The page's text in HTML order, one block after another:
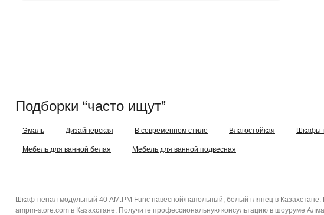
Подборки “часто ищут”
Эмаль Дизайнерская В современном стиле Влагостойкая Шкафы-
Мебель для ванной белая Мебель для ванной подвесная
Шкаф-пенал модульный 40 AM.PM Func навесной/напольный, белый глянец в
ampm-store.com в Казахстане. Получите профессиональную консультацию в шоуруме